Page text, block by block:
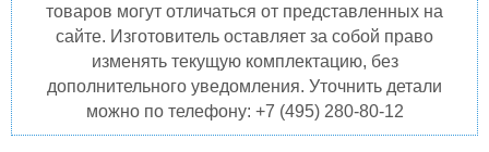
товаров могут отличаться от представленных на
сайте. Изготовитель оставляет за собой право
изменять текущую комплектацию, без
дополнительного уведомления. Уточнить детали
можно по телефону: +7 (495) 280-80-12